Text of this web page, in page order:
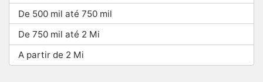
De 500 mil até 750 mil
De 750 mil até 2 Mi
A partir de 2 Mi